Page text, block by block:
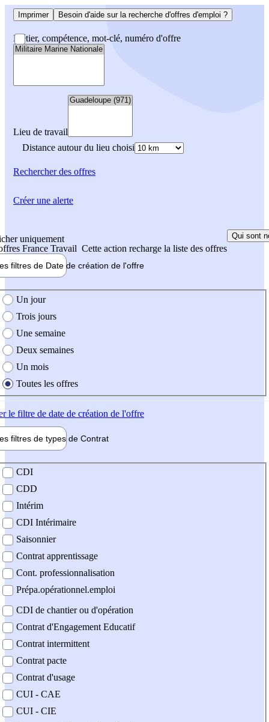
Imprimer Besoin d'aide sur la recherche d'offres d'emploi ?
Métier, compétence, mot-clé, numéro d'offre
Lieu de travail
Distance autour du lieu choisi
Rechercherdes offres
uniquement
France Travail Cette action recharge la liste des offres
Qui sont
filtres de Date de création de l'offre
création de l'offre
Un jour
Trois jours
Une semaine
Deux semaines
Un mois
Toutes les offres
le filtre de date de création de l'offre
filtres de types de Contrat
contrat
CDI
CDD
Intérim
CDI Intérimaire
Saisonnier
Contrat apprentissage
Cont. professionnalisation
Prépa.opérationnel.emploi
CDI de chantier ou d'opération
Contrat d'Engagement Educatif
Contrat intermittent
Contrat pacte
Contrat d'usage
CUI - CAE
CUI - CIE
Créer une alerte